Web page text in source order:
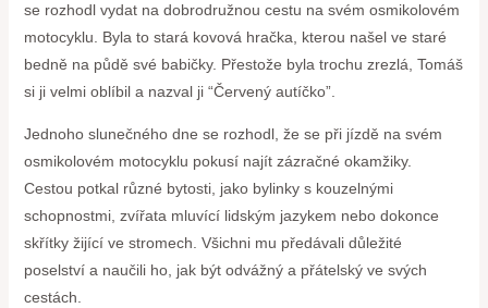
se rozhodl vydat na dobrodružnou cestu na‍ svém‍ osmikolovém
motocyklu. Byla to stará kovová hračka, kterou našel ve staré
bedně na půdě své babičky. Přestože byla⁢ trochu⁢ zrezlá, Tomáš
si⁤ ji velmi⁢ oblíbil⁤ a‍ nazval ji “Červený ⁤autíčko”.
Jednoho slunečného dne se‍ rozhodl, že se při jízdě na svém
osmikolovém motocyklu pokusí najít zázračné okamžiky.‍
Cestou ⁣potkal ‌různé bytosti, jako bylinky s kouzelnými
schopnostmi, zvířata mluvící lidským jazykem nebo dokonce
skřítky žijící ve stromech. Všichni mu předávali důležité​
poselství a naučili​ ho, jak být odvážný a ​přátelský ve svých
cestách.